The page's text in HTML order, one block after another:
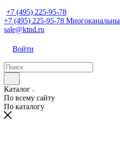
+7 (495) 225-95-78
+7 (495) 225-95-78
sale@ktnd.ru
Войти
Каталог
По всему сайту
По каталогу